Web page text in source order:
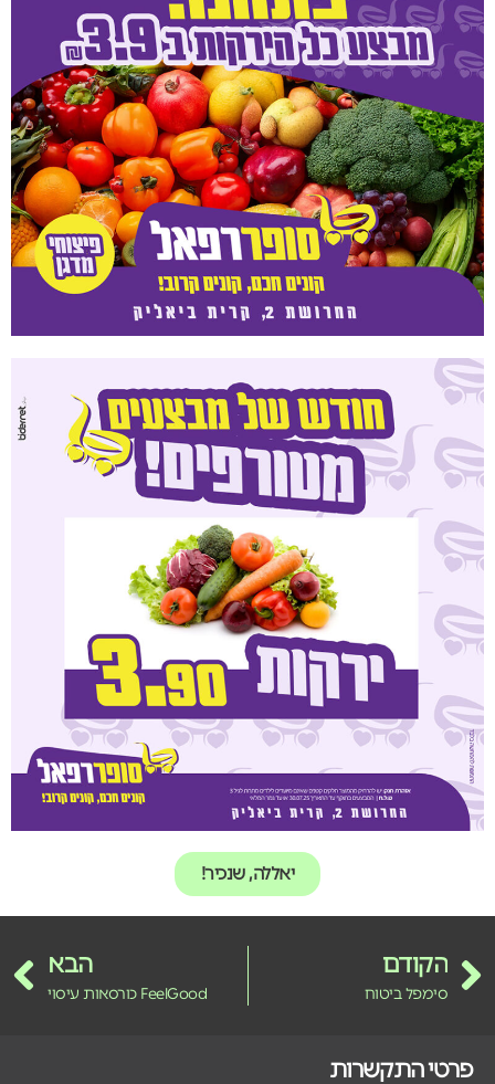
יאללה, שנכיר!
הקודם
סימפל ביטוח
הבא
FeelGood כורסאות עיסוי
פרטי התקשרות